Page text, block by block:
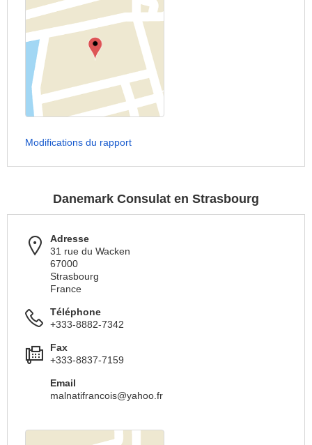
Modifications du rapport
Danemark Consulat en Strasbourg
Adresse
31 rue du Wacken
67000
Strasbourg
France
Téléphone
+333-8882-7342
Fax
+333-8837-7159
Email
malnatifrancois@yahoo.fr